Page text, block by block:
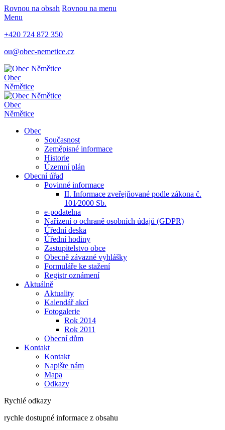
Rovnou na obsah Rovnou na menu
Menu
+420 724 872 350
ou@obec-nemetice.cz
Obec
Němětice
Obec
Němětice
Obec
Současnost
Zeměpisné informace
Historie
Územní plán
Obecní úřad
Povinné informace
II. Informace zveřejňované podle zákona č.
101⁄2000 Sb.
e-podatelna
Nařízení o ochraně osobních údajů (GDPR)
Úřední deska
Úřední hodiny
Zastupitelstvo obce
Obecně závazné vyhlášky
Formuláře ke stažení
Registr oznámení
Aktuálně
Aktuality
Kalendář akcí
Fotogalerie
Rok 2014
Rok 2011
Obecní dům
Kontakt
Kontakt
Napište nám
Mapa
Odkazy
Rychlé odkazy
rychle dostupné informace z obsahu